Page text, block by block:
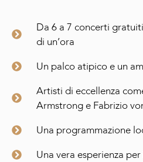
Da 6 a 7 concerti
di un’ora
Un palco atipico e un
Artisti di eccellenza
Armstrong e Fabrizio
Una programmazione
Una vera esperienza